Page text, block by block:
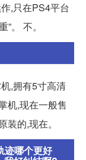
,只在PS4平台
。 不。
,拥有5寸高清
机,现在一般售
的,现在。
迹哪个更好